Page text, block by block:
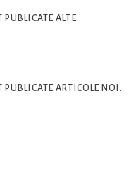
ALTE
ARTICOLE NOI.